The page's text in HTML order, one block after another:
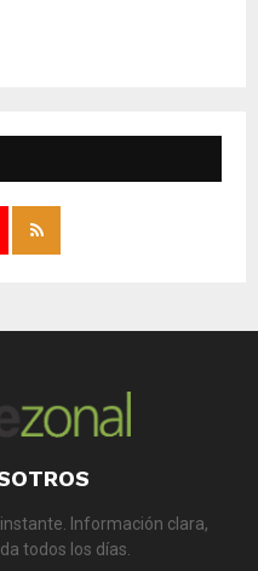
Información clara,
todos los días.